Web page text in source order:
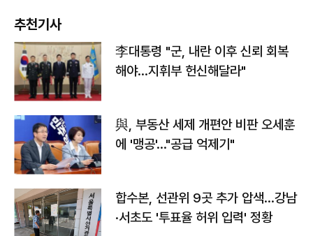
추천기사
李대통령 "군, 내란 이후 신뢰 회복
해야…지휘부 헌신해달라"
與, 부동산 세제 개편안 비판 오세훈
에 '맹공'…"공급 억제기"
합수본, 선관위 9곳 추가 압색…강남
·서초도 '투표율 허위 입력' 정황